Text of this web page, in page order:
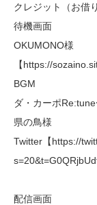
クレジット（お借
待機画面
OKUMONO様
【https://
BGM
ダ・カーポ
県の鳥様
Twitter【https://
配信画面